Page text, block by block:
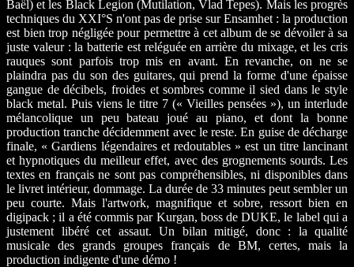
Baël) et les Black Legion (Mutilation, Vlad Tepes). Mais les progrès
techniques du XXI°S n'ont pas de prise sur Ensamhet : la production
est bien trop négligée pour permettre à cet album de se dévoiler à sa
juste valeur : la batterie est reléguée en arrière du mixage, et les cris
rauques sont parfois trop mis en avant. En revanche, on ne se
plaindra pas du son des guitares, qui prend la forme d'une épaisse
gangue de décibels, froides et sombres comme il sied dans le style
black metal. Puis viens le titre 7 (« Vieilles pensées »), un interlude
mélancolique un peu bateau joué au piano, et dont la bonne
production tranche décidemment avec le reste. En guise de décharge
finale, « Gardiens légendaires et redoutables » est un titre lancinant
et hypnotiques du meilleur effet, avec des grognements sourds. Les
textes en français ne sont pas compréhensibles, ni disponibles dans
le livret intérieur, dommage. La durée de 33 minutes peut sembler un
peu courte. Mais l'artwork, magnifique et sobre, ressort bien en
digipack ; il a été commis par Kurgan, boss de DUKE, le label qui a
justement libéré cet assaut. Un bilan mitigé, donc : la qualité
musicale des grands groupes français de BM, certes, mais la
production indigente d'une démo !